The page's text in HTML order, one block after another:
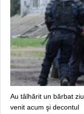
Au tâlhărit un bărbat
venit acum şi decontul